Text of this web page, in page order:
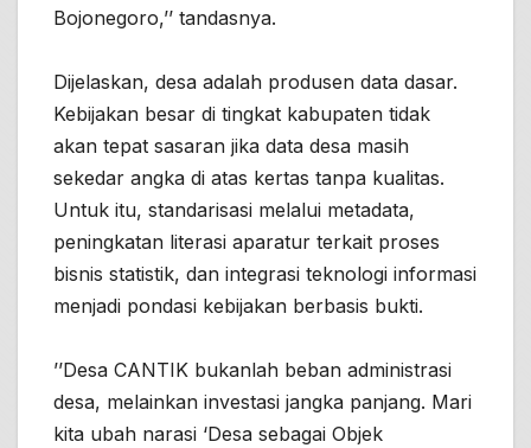
Bojonegoro,’’ tandasnya.
Dijelaskan, desa adalah produsen data dasar.
Kebijakan besar di tingkat kabupaten tidak
akan tepat sasaran jika data desa masih
sekedar angka di atas kertas tanpa kualitas.
Untuk itu, standarisasi melalui metadata,
peningkatan literasi aparatur terkait proses
bisnis statistik, dan integrasi teknologi informasi
menjadi pondasi kebijakan berbasis bukti.
’’Desa CANTIK bukanlah beban administrasi
desa, melainkan investasi jangka panjang. Mari
kita ubah narasi ‘Desa sebagai Objek